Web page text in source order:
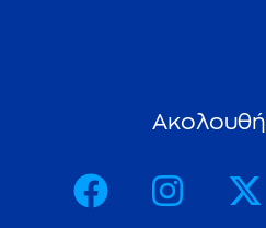
Aκολουθή